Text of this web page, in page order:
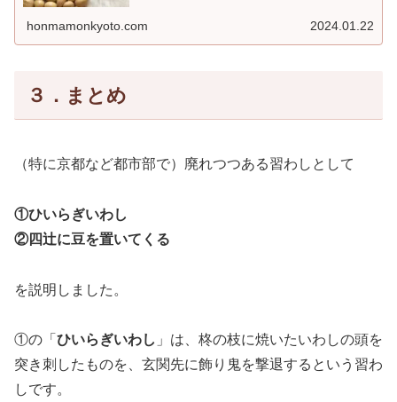
honmamonkyoto.com 2024.01.22
３．まとめ
（特に京都など都市部で）廃れつつある習わしとして
①ひいらぎいわし
②四辻に豆を置いてくる
を説明しました。
①の「 ひいらぎいわし 」は、柊の枝に焼いたいわしの頭を
突き刺したものを、玄関先に飾り鬼を撃退するという習わ
しです。